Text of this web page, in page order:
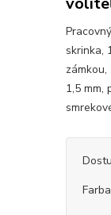
skrinka,
1,5 mm,